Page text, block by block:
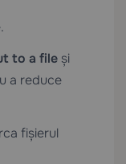
to a file și
a reduce
fișierul